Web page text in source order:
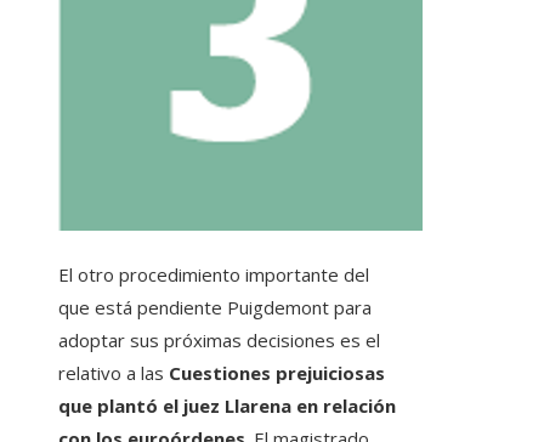
El otro procedimiento importante del
que está pendiente Puigdemont para
adoptar sus próximas decisiones es el
relativo a las Cuestiones prejuiciosas
que plantó el juez Llarena en relación